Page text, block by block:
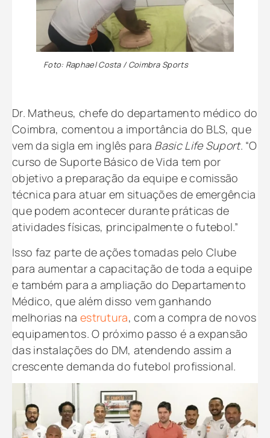
Foto: Raphael Costa / Coimbra Sports
Dr. Matheus, chefe do departamento médico do
Coimbra, comentou a importância do BLS, que
vem da sigla em inglês para Basic Life Suport. “O
curso de Suporte Básico de Vida tem por
objetivo a preparação da equipe e comissão
técnica para atuar em situações de emergência
que podem acontecer durante práticas de
atividades físicas, principalmente o futebol.”
Isso faz parte de ações tomadas pelo Clube
para aumentar a capacitação de toda a equipe
e também para a ampliação do Departamento
Médico, que além disso vem ganhando
melhorias na estrutura, com a compra de novos
equipamentos. O próximo passo é a expansão
das instalações do DM, atendendo assim a
crescente demanda do futebol profissional.